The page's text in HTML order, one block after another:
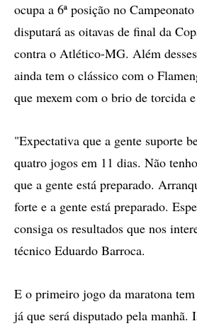
ocupa a 6ª posição no
disputará as oitavas de final da
contra o Atlético-MG. Além
ainda tem o clássico com o
que mexem com o brio de torcida
"Expectativa que a gente suporte
quatro jogos em 11 dias. Não
que a gente está preparado.
forte e a gente está preparado.
consiga os resultados que nos
técnico Eduardo Barroca.
E o primeiro jogo da maratona
já que será disputado pela manhã.